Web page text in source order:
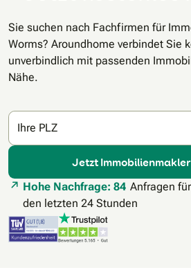
Sie suchen nach Fachfirmen für
Worms? Aroundhome verbindet Sie
unverbindlich mit passenden
Nähe.
Ihre PLZ
Jetzt
Hohe Nachfrage: 84 Anfragen
den letzten 24 Stunden